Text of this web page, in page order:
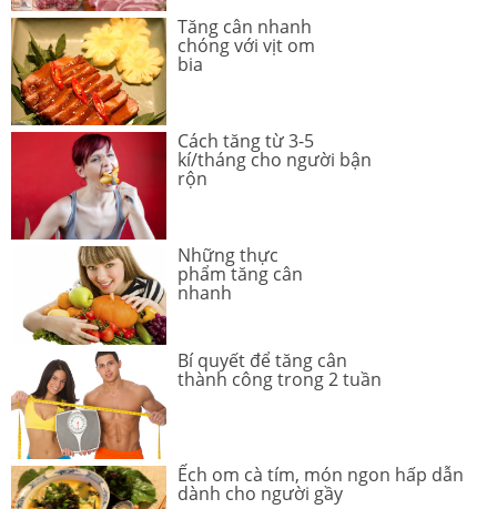
Tăng cân nhanh
chóng với vịt om
bia
Cách tăng từ 3-5
kí/tháng cho người bận
rộn
Những thực
phẩm tăng cân
nhanh
Bí quyết để tăng cân
thành công trong 2 tuần
Ếch om cà tím, món ngon hấp dẫn
dành cho người gầy